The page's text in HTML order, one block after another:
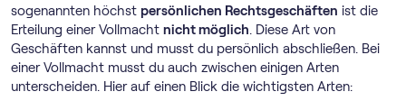
sogenannten höchst persönlichen Rechtsgeschäften ist die
Erteilung einer Vollmacht nicht möglich. Diese Art von
Geschäften kannst und musst du persönlich abschließen. Bei
einer Vollmacht musst du auch zwischen einigen Arten
unterscheiden. Hier auf einen Blick die wichtigsten Arten: